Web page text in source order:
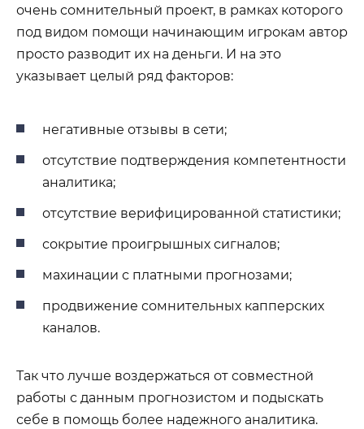
очень сомнительный проект, в рамках которого
под видом помощи начинающим игрокам автор
просто разводит их на деньги. И на это
указывает целый ряд факторов:
негативные отзывы в сети;
отсутствие подтверждения компетентности
аналитика;
отсутствие верифицированной статистики;
сокрытие проигрышных сигналов;
махинации с платными прогнозами;
продвижение сомнительных капперских
каналов.
Так что лучше воздержаться от совместной
работы с данным прогнозистом и подыскать
себе в помощь более надежного аналитика.